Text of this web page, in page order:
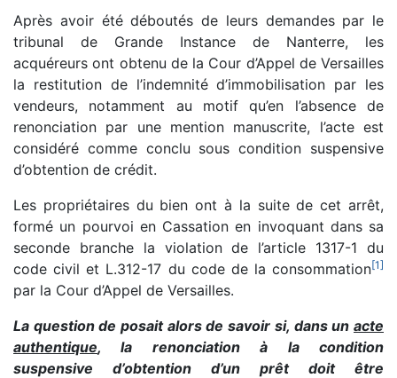
Après avoir été déboutés de leurs demandes par le
tribunal de Grande Instance de Nanterre, les
acquéreurs ont obtenu de la Cour d’Appel de Versailles
la restitution de l’indemnité d’immobilisation par les
vendeurs, notamment au motif qu’en l’absence de
renonciation par une mention manuscrite, l’acte est
considéré comme conclu sous condition suspensive
d’obtention de crédit.
Les propriétaires du bien ont à la suite de cet arrêt,
formé un pourvoi en Cassation en invoquant dans sa
seconde branche la violation de l’article 1317-1 du
code civil et L.312-17 du code de la consommation[1]
par la Cour d’Appel de Versailles.
La question de posait alors de savoir si, dans un acte
authentique, la renonciation à la condition
suspensive d’obtention d’un prêt doit être